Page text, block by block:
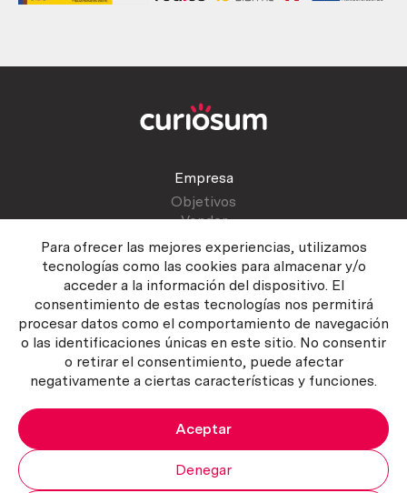
Para ofrecer las mejores experiencias, utilizamos
tecnologías como las cookies para almacenar y/o
acceder a la información del dispositivo. El
consentimiento de estas tecnologías nos permitirá
procesar datos como el comportamiento de navegación
o las identificaciones únicas en este sitio. No consentir
o retirar el consentimiento, puede afectar
negativamente a ciertas características y funciones.
Aceptar
Denegar
Empresa
Objetivos
Vender
Atención al cliente
Contactar
Manual del vendedor
Política del servicio
Política de Cookies
Copyright ©2026 Curiosum S.L. Todos los derechos reservados.